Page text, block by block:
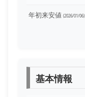
年初来安値 (2026/01/06)
基本情報